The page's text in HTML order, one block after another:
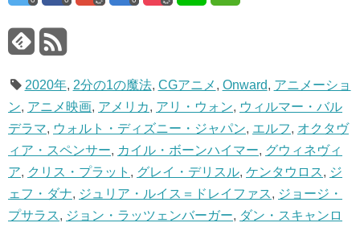
2020年, 2分の1の魔法, CGアニメ , Onward, アニメーショ
ン, アニメ映画, アメリカ, アリ・ウォン, ウィルマー・バル
デラマ, ウォルト・ディズニー・ジャパン, エルフ, オクタヴ
ィア・スペンサー, カイル・ボーンハイマー, グウィネヴィ
ア, クリス・プラット , グレイ・デリスル, ケンタウロス, ジ
ェフ・ダナ, ジュリア・ルイス＝ドレイファス, ジョージ・
プサラス, ジョン・ラッツェンバーガー, ダン・スキャンロ